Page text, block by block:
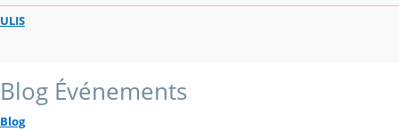
ULIS
Blog Événements
Blog